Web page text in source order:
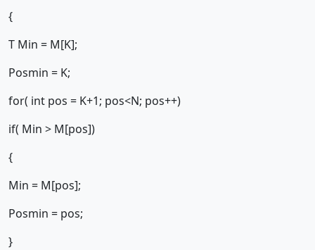
{
T Min = M[K];
Posmin = K;
for( int pos = K+1; pos<N; pos++)
if( Min > M[pos])
{
Min = M[pos];
Posmin = pos;
}